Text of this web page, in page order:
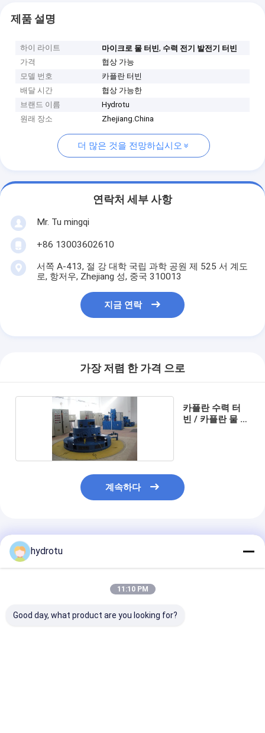
제품 설명
하이 라이트 마이크로 물 터빈, 수력 전기 발전기 터빈
가격
협상 가능
모델 번호
카플란 터빈
배달 시간
협상 가능한
브랜드 이름
Hydrotu
원래 장소
Zhejiang.China
더 많은 것을 전망하십시오
연락처 세부 사항
Mr. Tu mingqi
+86 13003602610
서쪽 A-413, 절 강 대학 국립 과학 공원 제 525 서 계도
로, 항저우, Zhejiang 성, 중국 310013
지금 연락
가장 저렴 한 가격 으로
카플란 수력 터
빈 / 카플란 물 터
계속하다
추천된 제품
hydrotu
11:10 PM
Good day, what product are you looking for?